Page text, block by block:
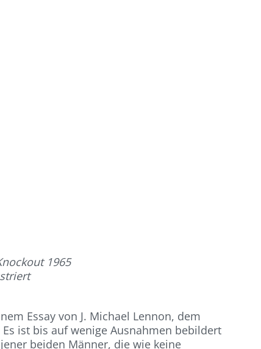
1965
Essay von J. Michael Lennon, dem
ist bis auf wenige Ausnahmen bebildert
beiden Männer, die wie keine